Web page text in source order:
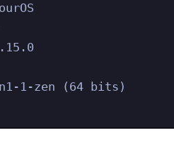
1-zen (64 bits)